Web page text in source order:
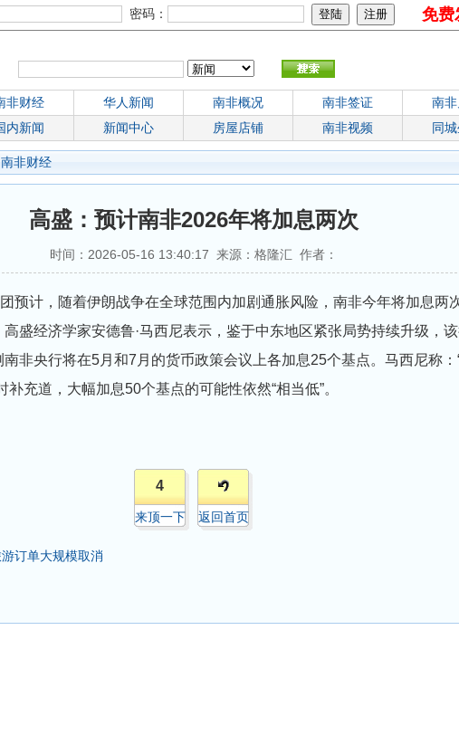
密码： 免费
非财经 华人新闻 南非概况 南非签证 南
内新闻 新闻中心 房屋店铺 南非视频 同
南非财经
高盛：预计南非2026年将加息两次
时间：2026-05-16 13:40:17 来源：格隆汇 作者：
预计，随着伊朗战争在全球范围内加剧通胀风险，南非今年将加息两
盛经济学家安德鲁·马西尼表示，鉴于中东地区紧张局势持续升级，
非央行将在5月和7月的货币政策会议上各加息25个基点。马西尼称：
充道，大幅加息50个基点的可能性依然“相当低”。
4
来顶一下 返回首页
订单大规模取消